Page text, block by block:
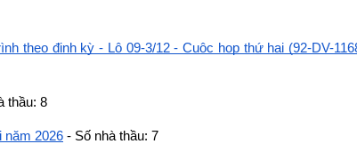
theo định kỳ - Lô 09-3/12 - Cuộc họp thứ hai (92-DV-
thầu: 8
năm 2026 - Số nhà thầu: 7